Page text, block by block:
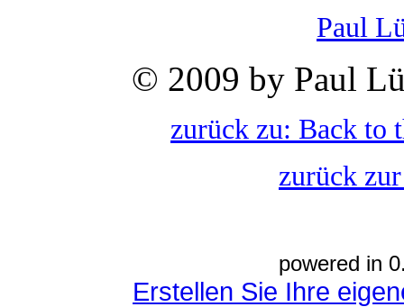
Paul
© 2009 by Paul
zurück zu: Back to
zurück
powered in
Erstellen Sie Ihre